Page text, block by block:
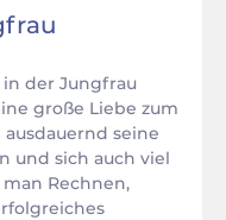
der Jungfrau
große Liebe zum
seine
und sich auch viel
Rechnen,